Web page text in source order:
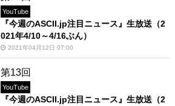
YouTube
『今週のASCII.jp注目ニュース』生放送（2
021年4/10～4/16ぶん）
2021年04月12日 07:00
第13回
YouTube
『今週のASCII.jp注目ニュース』生放送（2